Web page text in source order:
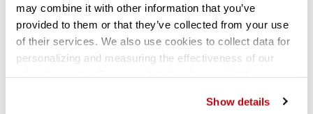
may combine it with other information that you’ve
provided to them or that they’ve collected from your use
of their services. We also use cookies to collect data for
personalizing and measuring the effectiveness of our
Show details
Maximale draagkracht
Het draagvermogen per legbord bedraagt 150kg (gelijkmatig
verdeeld over het legbord). Het draagvermogen per sectie is
600kg. Deze kunststof rekken zijn ook als een verrijdbare kar